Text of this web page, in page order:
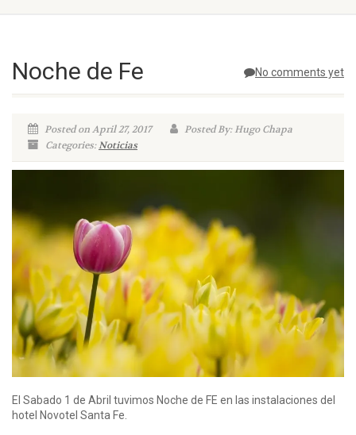
No comments yet
Noche de Fe
Posted on April 27, 2017
Posted By: Hugo Chapa
Categories:Noticias
El Sabado 1 de Abril tuvimos Noche de FE en las instalaciones del
hotel Novotel Santa Fe.